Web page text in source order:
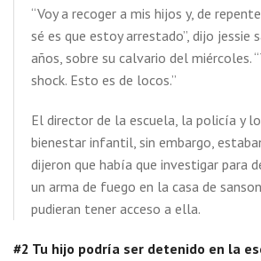
“Voy a recoger a mis hijos y, de
sé es que estoy arrestado”, dijo jessie
años, sobre su calvario del miércoles.
shock. Esto es de locos.”
El director de la escuela, la policía y
bienestar infantil, sin embargo,
dijeron que había que investigar para
un arma de fuego en la casa de
pudieran tener acceso a ella.
#2 Tu hijo podría ser detenido en la